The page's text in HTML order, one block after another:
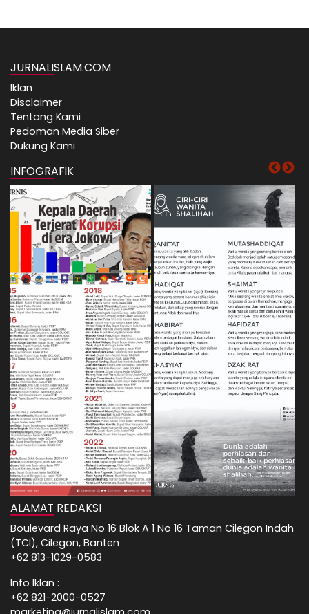
JURNALISLAM.COM
Iklan
Disclaimer
Tentang Kami
Pedoman Media Siber
Dukung Kami
INFOGRAFIK
ALAMAT REDAKSI
Boulevard Raya No 16 Blok A 1 No 16 Taman Cilegon Indah
(TCI), Cilegon, Banten
+62 813-1029-0583
Info Iklan :
+62 821-2000-0527